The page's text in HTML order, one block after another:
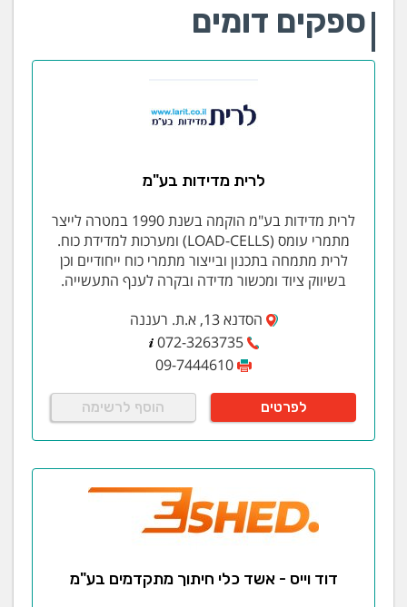
ספקים דומים
לרית מדידות בע"מ
לרית מדידות בע"מ הוקמה בשנת 1990 במטרה לייצר
מתמרי עומס (LOAD-CELLS) ומערכות למדידת כוח.
לרית מתמחה בתכנון ובייצור מתמרי כוח ייחודיים וכן
בשיווק ציוד ומכשור מדידה ובקרה לענף התעשייה.
הסדנא 13, א.ת. רעננה
072-3263735
09-7444610
לפרטים הוסף לרשימה
דוד וייס - אשד כלי חיתוך מתקדמים בע"מ